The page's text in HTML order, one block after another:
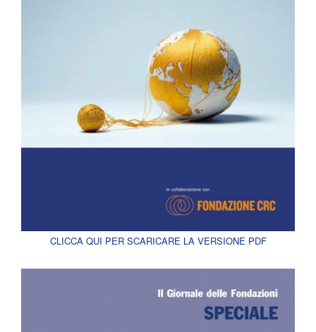
CLICCA QUI PER SCARICARE LA VERSIONE PDF